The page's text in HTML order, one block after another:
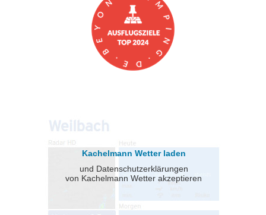
Kachelmann Wetter laden
und Datenschutzerklärungen
von Kachelmann Wetter akzeptieren